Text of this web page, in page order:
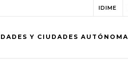
IDIME
Y CIUDADES